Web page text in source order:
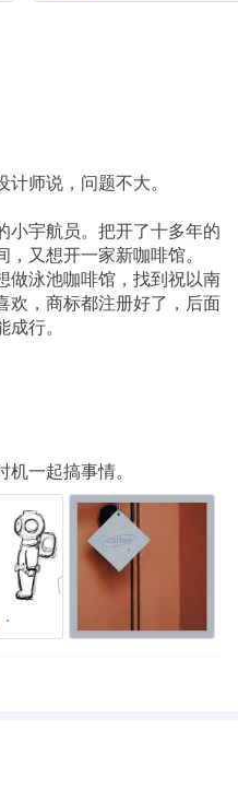
师说，问题不大。
小宇航员。把开了十多年的
又想开一家新咖啡馆。
做泳池咖啡馆，找到祝以南
欢，商标都注册好了，后面
行。
一起搞事情。